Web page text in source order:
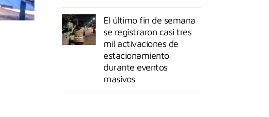
El último fin de semana
se registraron casi tres
mil activaciones de
estacionamiento
durante eventos
masivos